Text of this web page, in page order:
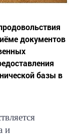
документов
базы в
и